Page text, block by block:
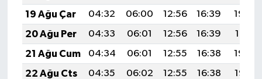
19 Ağu Çar
04:32 06:00 12:56 16:39
19:42
20 Ağu Per
04:33 06:01 12:56 16:39
19:41
21 Ağu Cum
04:34 06:01 12:55 16:38
19:39
22 Ağu Cts
04:35 06:02 12:55 16:38
19:38
BİLİM VE TEKNOLOJİ
YARIŞMALAR
TANITIM